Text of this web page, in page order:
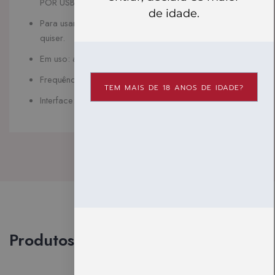
Para usar no banho ou no chuveiro e levar para onde
quiser.
Em uso: até 4 horas Em espera: 90 dias
Frequência: 80Hz
Interface: 3 botões
Produtos vistos recentemente
de idade.
TEM MAIS DE 18 ANOS DE IDADE?